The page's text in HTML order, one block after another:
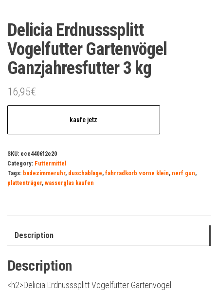
Delicia Erdnusssplitt
Vogelfutter Gartenvögel
Ganzjahresfutter 3 kg
16,95€
kaufe jetz
SKU: ece4406f2e20
Category: Futtermittel
Tags: badezimmeruhr, duschablage, fahrradkorb vorne klein, nerf gun,
plattenträger, wasserglas kaufen
Description
Description
<h2>Delicia Erdnusssplitt Vogelfutter Gartenvögel